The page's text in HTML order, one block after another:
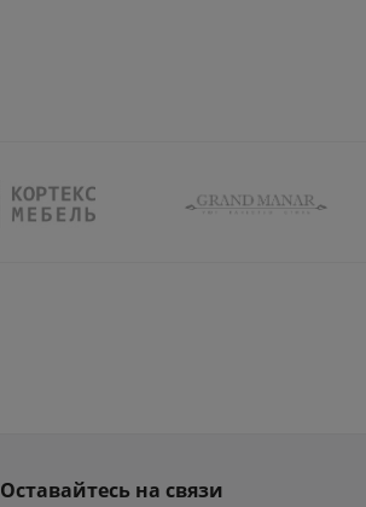
Оставайтесь на связи